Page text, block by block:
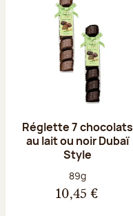
Réglette 7 chocolats
au lait ou noir Dubaï
Style
Poids net :
89g
10,45 €